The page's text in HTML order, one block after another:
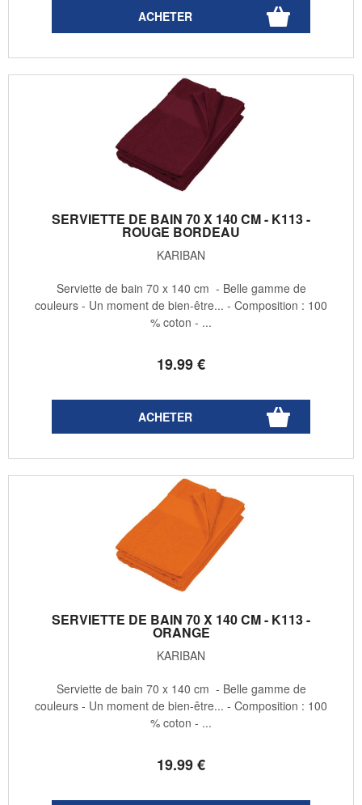
SERVIETTE DE BAIN 70 X 140 CM - K113 -
ROUGE BORDEAU
KARIBAN
19.99€
Serviette de bain 70 x 140 cm - Belle gamme de
couleurs - Un moment de bien-être... - Composition : 100
% coton - ...
SERVIETTE DE BAIN 70 X 140 CM - K113 -
ORANGE
KARIBAN
19.99€
Serviette de bain 70 x 140 cm - Belle gamme de
couleurs - Un moment de bien-être... - Composition : 100
% coton - ...